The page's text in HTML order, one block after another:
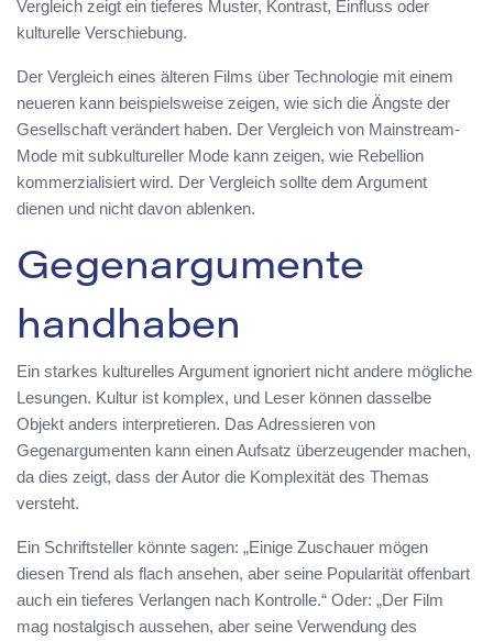
Vergleich zeigt ein tieferes Muster, Kontrast, Einfluss oder
kulturelle Verschiebung.
Der Vergleich eines älteren Films über Technologie mit einem
neueren kann beispielsweise zeigen, wie sich die Ängste der
Gesellschaft verändert haben. Der Vergleich von Mainstream-
Mode mit subkultureller Mode kann zeigen, wie Rebellion
kommerzialisiert wird. Der Vergleich sollte dem Argument
dienen und nicht davon ablenken.
Gegenargumente
handhaben
Ein starkes kulturelles Argument ignoriert nicht andere mögliche
Lesungen. Kultur ist komplex, und Leser können dasselbe
Objekt anders interpretieren. Das Adressieren von
Gegenargumenten kann einen Aufsatz überzeugender machen,
da dies zeigt, dass der Autor die Komplexität des Themas
versteht.
Ein Schriftsteller könnte sagen: „Einige Zuschauer mögen
diesen Trend als flach ansehen, aber seine Popularität offenbart
auch ein tieferes Verlangen nach Kontrolle.“ Oder: „Der Film
mag nostalgisch aussehen, aber seine Verwendung des